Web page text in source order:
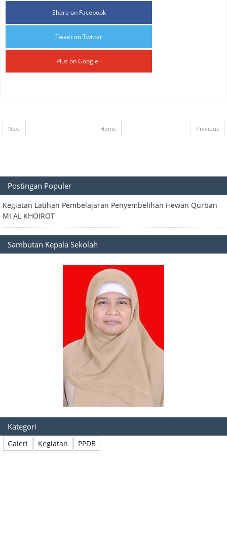
Share on Facebook
Tweet on Twitter
Plus on Google+
Next Previous
Home
Postingan Populer
Kegiatan Latihan Pembelajaran Penyembelihan Hewan Qurban
MI AL KHOIROT
Sambutan Kepala Sekolah
Kategori
Galeri Kegiatan PPDB